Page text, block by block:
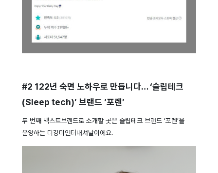
#2 122년 숙면 노하우로 만듭니다… ‘슬립테크
(Sleep tech)’ 브랜드 ‘포렌’
두 번째 넥스트브랜드로 소개할 곳은 슬립테크 브랜드 ‘포렌’을
운영하는 디깅미인터내셔날이에요.